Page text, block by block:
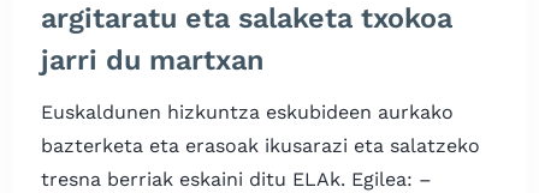
argitaratu eta salaketa txokoa
jarri du martxan
Euskaldunen hizkuntza eskubideen aurkako
bazterketa eta erasoak ikusarazi eta salatzeko
tresna berriak eskaini ditu ELAk. Egilea: –